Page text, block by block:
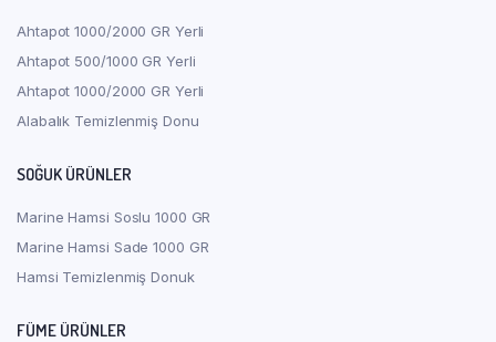
Ahtapot 1000/2000 GR Yerli
Ahtapot 500/1000 GR Yerli
Ahtapot 1000/2000 GR Yerli
Alabalık Temizlenmiş Donu
SOĞUK ÜRÜNLER
Marine Hamsi Soslu 1000 GR
Marine Hamsi Sade 1000 GR
Hamsi Temizlenmiş Donuk
FÜME ÜRÜNLER